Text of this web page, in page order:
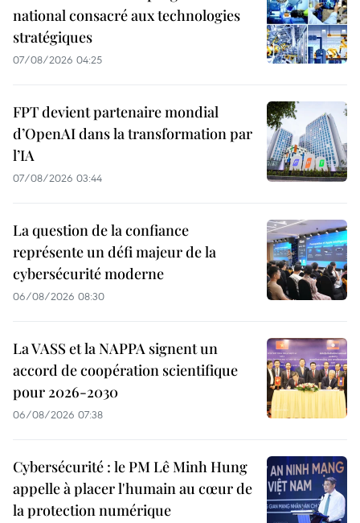
national consacré aux technologies
stratégiques
07/08/2026 04:25
FPT devient partenaire mondial
d’OpenAI dans la transformation par
l’IA
07/08/2026 03:44
La question de la confiance
représente un défi majeur de la
cybersécurité moderne
06/08/2026 08:30
La VASS et la NAPPA signent un
accord de coopération scientifique
pour 2026-2030
06/08/2026 07:38
Cybersécurité : le PM Lê Minh Hung
appelle à placer l'humain au cœur de
la protection numérique